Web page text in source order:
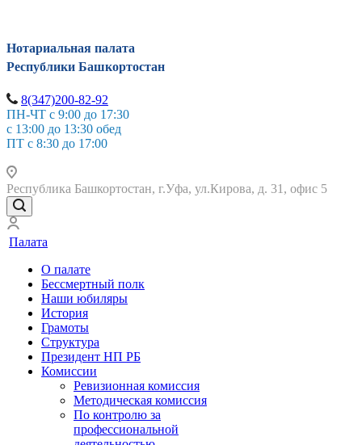
Нотариальная палата
Республики Башкортостан
8(347)200-82-92
ПН-ЧТ с 9:00 до 17:30
с 13:00 до 13:30 обед
ПТ с 8:30 до 17:00
Республика Башкортостан, г.Уфа, ул.Кирова, д. 31, офис 5
Палата
О палате
Бессмертный полк
Наши юбиляры
История
Грамоты
Структура
Президент НП РБ
Комиссии
Ревизионная комиссия
Методическая комиссия
По контролю за
профессиональной